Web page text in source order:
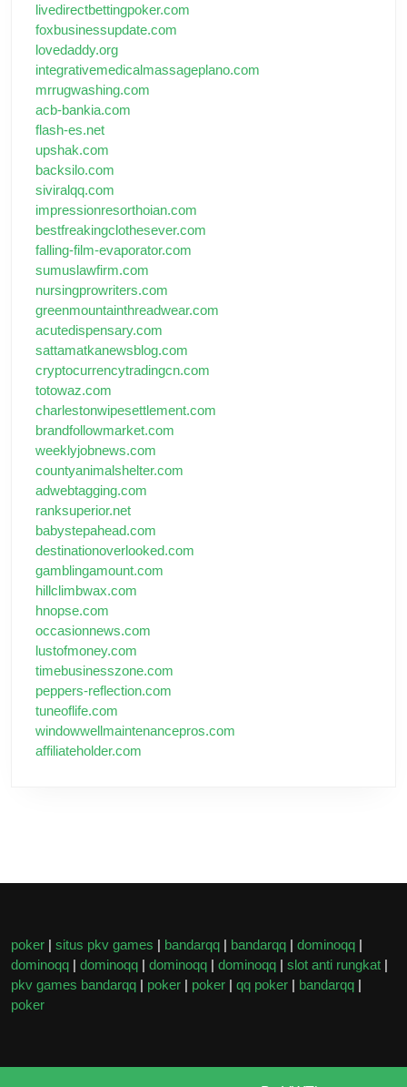
livedirectbettingpoker.com
foxbusinessupdate.com
lovedaddy.org
integrativemedicalmassageplano.com
mrrugwashing.com
acb-bankia.com
flash-es.net
upshak.com
backsilo.com
siviralqq.com
impressionresorthoian.com
bestfreakingclothesever.com
falling-film-evaporator.com
sumuslawfirm.com
nursingprowriters.com
greenmountainthreadwear.com
acutedispensary.com
sattamatkanewsblog.com
cryptocurrencytradingcn.com
totowaz.com
charlestonwipesettlement.com
brandfollowmarket.com
weeklyjobnews.com
countyanimalshelter.com
adwebtagging.com
ranksuperior.net
babystepahead.com
destinationoverlooked.com
gamblingamount.com
hillclimbwax.com
hnopse.com
occasionnews.com
lustofmoney.com
timebusinesszone.com
peppers-reflection.com
tuneoflife.com
windowwellmaintenancepros.com
affiliateholder.com
poker | situs pkv games | bandarqq | bandarqq | dominoqq |
dominoqq | dominoqq | dominoqq | dominoqq | slot anti rungkat |
pkv games bandarqq | poker | poker | qq poker | bandarqq |
poker